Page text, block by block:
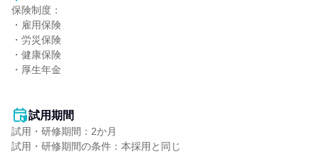
保険制度：
・雇用保険
・労災保険
・健康保険
・厚生年金
試用期間
試用・研修期間：2か月